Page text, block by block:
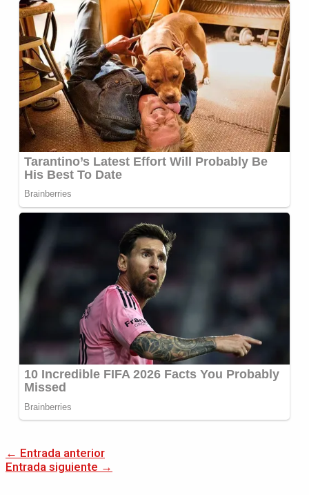
← Entrada anterior
Entrada siguiente →